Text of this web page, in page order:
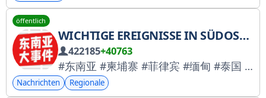
öffentlich
WICHTIGE EREIGNISSE IN SÜDOSTASIEN, WICHTIGE EREIGNISSE IN KAMBODSCHA, SÜDOSTASIEN IM FOKUS, NACHRICHTEN AUS SÜDOSTASIEN
422185+40763
#东南亚 #柬埔寨 #菲律宾 #缅甸 #泰国 #马来西亚 东南亚大事件，东南亚必备新闻资讯和曝光平台平台！华人资讯、曝光、求助平台。
Nachrichten Regionale